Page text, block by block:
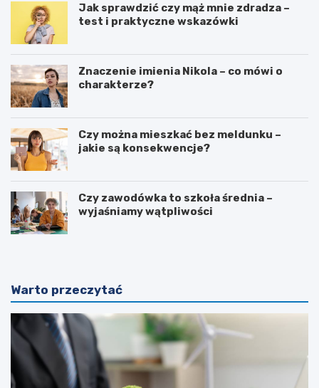
Jak sprawdzić czy mąż mnie zdradza –
test i praktyczne wskazówki
Znaczenie imienia Nikola – co mówi o
charakterze?
Czy można mieszkać bez meldunku –
jakie są konsekwencje?
Czy zawodówka to szkoła średnia –
wyjaśniamy wątpliwości
Warto przeczytać